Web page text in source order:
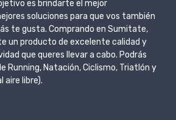
es brindarte el mejor
soluciones para que vos también
te gusta. Comprando en Sumitate,
un producto de excelente calidad y
que queres llevar a cabo. Podrás
Running, Natación, Ciclismo, Triatlón y
aire libre).